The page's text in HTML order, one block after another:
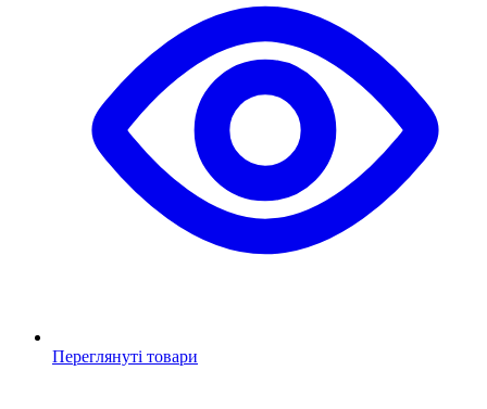
Переглянуті товари